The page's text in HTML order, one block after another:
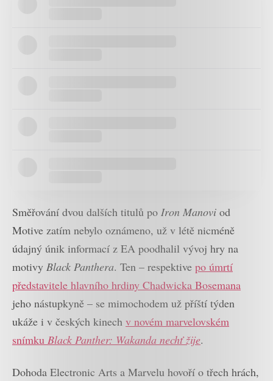
Směřování dvou dalších titulů po Iron Manovi od
Motive zatím nebylo oznámeno, už v létě nicméně
údajný únik informací z EA poodhalil vývoj hry na
motivy Black Panthera. Ten – respektive po úmrtí
představitele hlavního hrdiny Chadwicka Bosemana
jeho nástupkyně – se mimochodem už příští týden
ukáže i v českých kinech v novém marvelovském
snímku Black Panther: Wakanda nechť žije.
Dohoda Electronic Arts a Marvelu hovoří o třech hrách,